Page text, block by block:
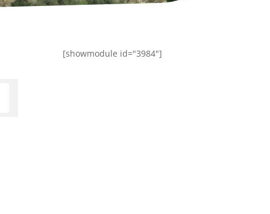
[showmodule id="3984"]